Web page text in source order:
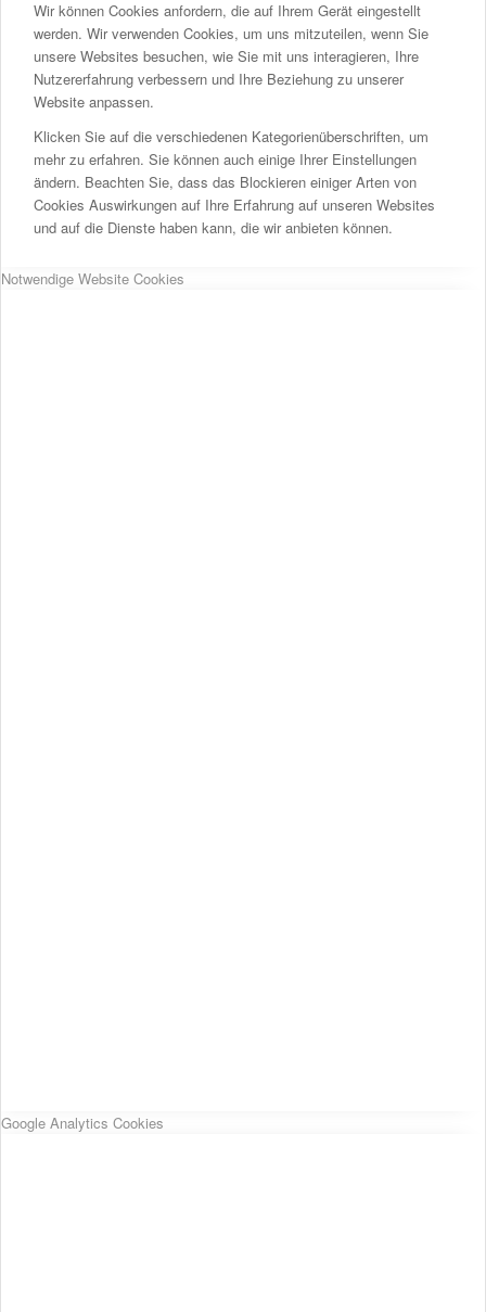
Wir können Cookies anfordern, die auf Ihrem Gerät eingestellt
werden. Wir verwenden Cookies, um uns mitzuteilen, wenn Sie
unsere Websites besuchen, wie Sie mit uns interagieren, Ihre
Nutzererfahrung verbessern und Ihre Beziehung zu unserer
Website anpassen.
Klicken Sie auf die verschiedenen Kategorienüberschriften, um
mehr zu erfahren. Sie können auch einige Ihrer Einstellungen
ändern. Beachten Sie, dass das Blockieren einiger Arten von
Cookies Auswirkungen auf Ihre Erfahrung auf unseren Websites
und auf die Dienste haben kann, die wir anbieten können.
Notwendige Website Cookies
Google Analytics Cookies